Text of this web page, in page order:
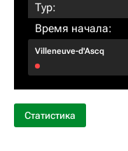
Тур:
Время начала:
Villeneuve-d'Ascq
Статистика